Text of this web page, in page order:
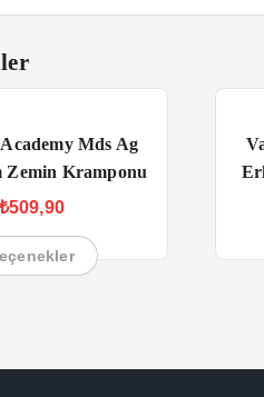
Mds Ag
Zemin Kramponu
₺509,90